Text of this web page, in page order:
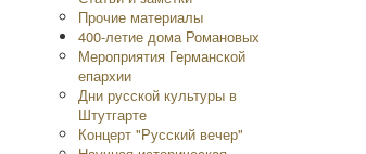
Прочие материалы
400-летие дома Романовых
Мероприятия Германской
епархии
Дни русской культуры в
Штутгарте
Концерт "Русский вечер"